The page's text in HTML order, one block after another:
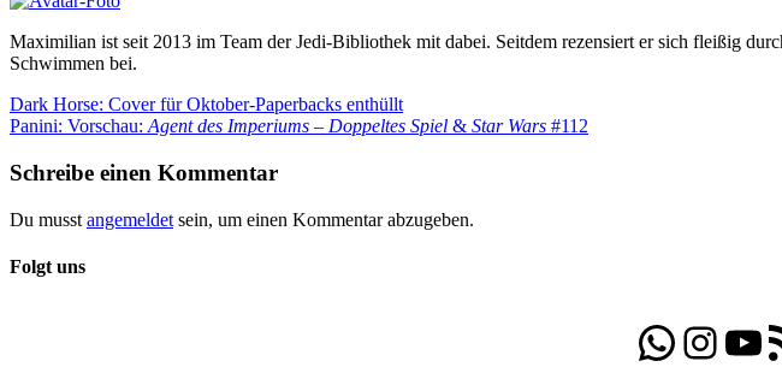
Maximilian ist seit 2013 im Team der Jedi-Bibliothek mit dabei. Seitdem rezensiert er sich fleißig
Schwimmen bei.
Beitragsnavigation
Vorheriger
Beitrag:
Dark Horse: Cover für Oktober-Paperbacks enthüllt
Nächster
Panini: Vorschau: Agent des Imperiums – Doppeltes Spiel & Star Wars #112
Schreibe einen Kommentar
Du musst angemeldet sein, um einen Kommentar abzugeben.
Folgt uns
Folgt uns
Besucht